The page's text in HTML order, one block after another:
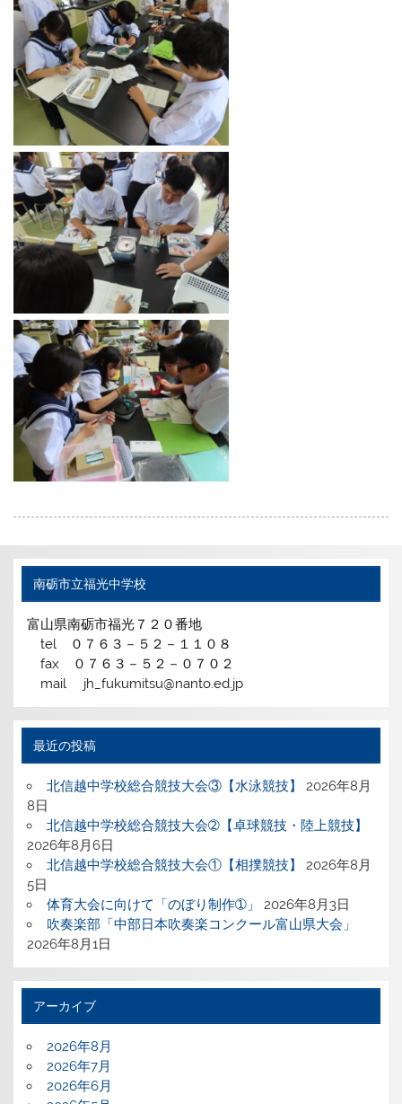
南砺市立福光中学校
富山県南砺市福光７２０番地
tel ０７６３－５２－１１０８
fax ０７６３－５２－０７０２
mail jh_fukumitsu@nanto.ed.jp
最近の投稿
北信越中学校総合競技大会③【水泳競技】
2026年8月
8日
北信越中学校総合競技大会➁【卓球競技・陸上競技】
2026年8月6日
北信越中学校総合競技大会①【相撲競技】
2026年8月
5日
体育大会に向けて「のぼり制作➀」
2026年8月3日
吹奏楽部「中部日本吹奏楽コンクール富山県大会」
2026年8月1日
アーカイブ
2026年8月
2026年7月
2026年6月